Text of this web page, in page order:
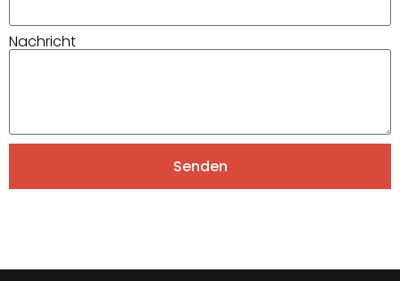
Nachricht
Senden